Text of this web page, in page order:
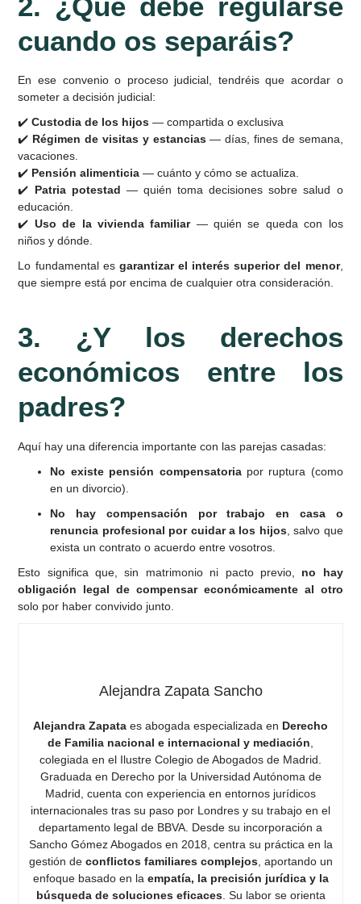
cuando os separáis?
En ese convenio o proceso judicial, tendréis que acordar o
someter a decisión judicial:
✔️Custodia de los hijos — compartida o exclusiva
✔️ Régimen de visitas y estancias— días, fines de semana,
vacaciones.
✔️ Pensión alimenticia — cuánto y cómo se actualiza.
✔️ Patria potestad — quién toma decisiones sobre salud o
educación.
✔️ Uso de la vivienda familiar— quién se queda con los
niños y dónde.
Lo fundamental es garantizar el interés superior del menor,
que siempre está por encima de cualquier otra consideración.
3. ¿Y los derechos
económicos entre los
padres?
Aquí hay una diferencia importante con las parejas casadas:
No existe pensión compensatoriapor ruptura (como
en un divorcio).
No hay compensación por trabajo en casa o
renuncia profesional por cuidar a los hijos, salvo que
exista un contrato o acuerdo entre vosotros.
Esto significa que, sin matrimonio ni pacto previo, no hay
obligación legal de compensar económicamente al otro
solo por haber convivido junto.
Alejandra Zapata Sancho
Alejandra Zapata es abogada especializada en Derecho
de Familia nacional e internacional y mediación
colegiada en el Ilustre Colegio de Abogados de Madrid.
Graduada en Derecho por la Universidad Autónoma de
Madrid, cuenta con experiencia en entornos jurídicos
internacionales tras su paso por Londres y su trabajo en el
departamento legal de BBVA. Desde su incorporación a
Sancho Gómez Abogados en 2018, centra su práctica en la
gestión de conflictos familiares complejos, aportando un
enfoque basado en la empatía, la precisión jurídica y la
búsqueda de soluciones eficaces. Su labor se orienta